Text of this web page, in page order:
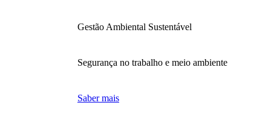
Gestão Ambiental Sustentável
Segurança no trabalho e meio ambiente
Saber mais